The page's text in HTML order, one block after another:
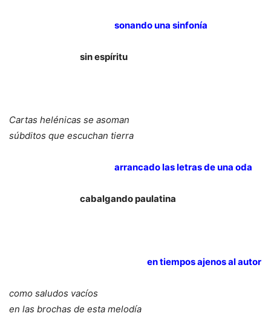
sonando una sinfonía
sin espíritu
Cartas helénicas se asoman
súbditos que escuchan tierra
arrancado las letras de una oda
cabalgando paulatina
en tiempos ajenos al autor
como saludos vacíos
en las brochas de esta melodía